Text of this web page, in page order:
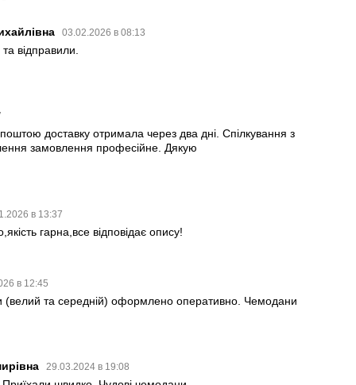
03.02.2026 в 08:13
відправили.
доставку отримала через два дні. Спілкування з
замовлення професійне. Дякую
в 13:37
гарна,все відповідає опису!
в 12:45
та середній) оформлено оперативно. Чемодани
29.03.2024 в 19:08